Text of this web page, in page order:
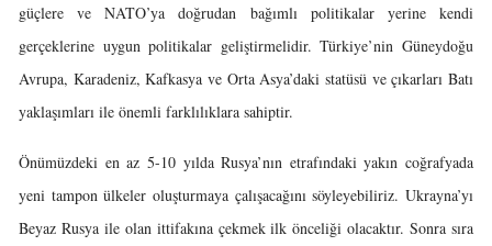
güçlere ve NATO’ya doğrudan bağımlı politikalar yerine kendi
gerçeklerine uygun politikalar geliştirmelidir. Türkiye’nin Güneydoğu
Avrupa, Karadeniz, Kafkasya ve Orta Asya’daki statüsü ve çıkarları Batı
yaklaşımları ile önemli farklılıklara sahiptir.
Önümüzdeki en az 5-10 yılda Rusya’nın etrafındaki yakın coğrafyada
yeni tampon ülkeler oluşturmaya çalışacağını söyleyebiliriz. Ukrayna’yı
Beyaz Rusya ile olan ittifakına çekmek ilk önceliği olacaktır. Sonra sıra